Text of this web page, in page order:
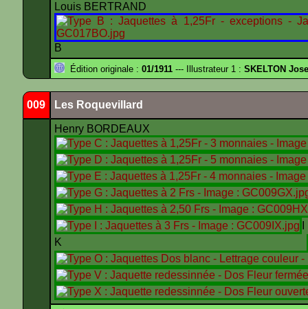
Louis BERTRAND
B
Édition originale : 01/1911 --- Illustrateur 1 : SKELTON
009 Les Roquevillard
Henry BORDEAUX
K